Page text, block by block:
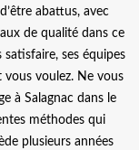
abattus, avec
de qualité dans ce
ses équipes
voulez. Ne vous
à Salagnac dans le
méthodes qui
plusieurs années